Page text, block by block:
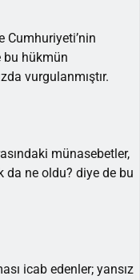
Cumhuriyeti’nin
bu hükmün
vurgulanmıştır.
münasebetler,
da ne oldu? diye de bu
icab edenler; yansız